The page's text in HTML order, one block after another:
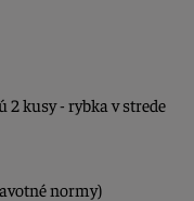
2 kusy - rybka v strede
normy)